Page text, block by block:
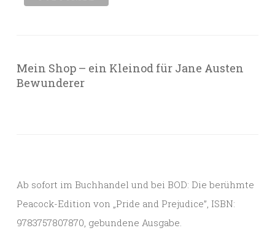
Mein Shop – ein Kleinod für Jane Austen
Bewunderer
Ab sofort im Buchhandel und bei BOD: Die berühmte
Peacock-Edition von „Pride and Prejudice”, ISBN:
9783757807870, gebundene Ausgabe.